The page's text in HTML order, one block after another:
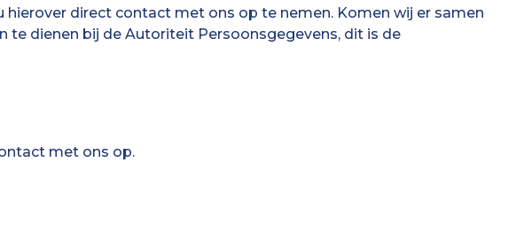
direct contact met ons op te nemen. Komen wij er samen
te dienen bij de Autoriteit Persoonsgegevens, dit is de
met ons op.